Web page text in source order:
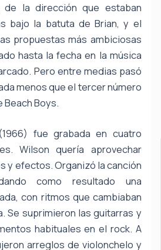
la dirección que estaban
bajo la batuta de Brian, y el
propuestas más ambiciosas
hasta la fecha en la música
Pero entre medias pasó
menos que el tercer número
Beach Boys.
(1966) fue grabada en cuatro
Wilson quería aprovechar
y efectos. Organizó la canción
como resultado una
con ritmos que cambiaban
Se suprimieron las guitarras y
habituales en el rock. A
arreglos de violonchelo y